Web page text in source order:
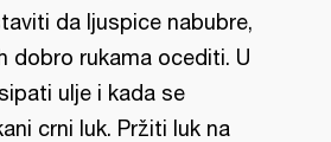
da ljuspice nabubre,
dobro rukama ocediti. U
ulje i kada se
crni luk. Pržiti luk na